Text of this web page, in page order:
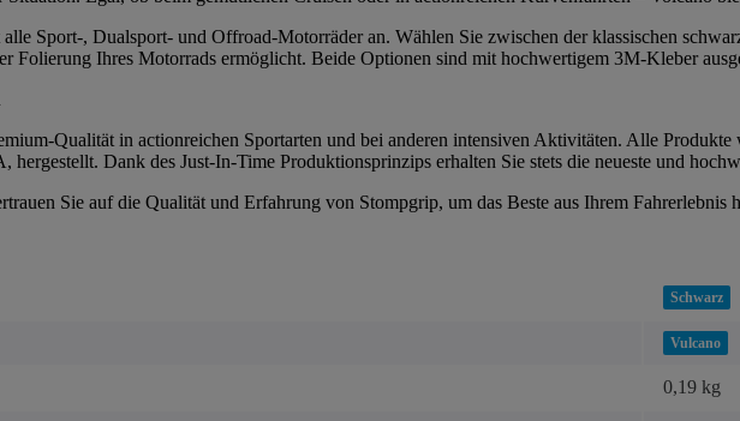
Sport-, Dualsport- und Offroad-Motorräder an. Wählen Sie zwischen der klassischen
Folierung Ihres Motorrads ermöglicht. Beide Optionen sind mit hochwertigem 3M-Kleber
Qualität in actionreichen Sportarten und bei anderen intensiven Aktivitäten. Alle
Dank des Just-In-Time Produktionsprinzips erhalten Sie stets die neueste und
Sie auf die Qualität und Erfahrung von Stompgrip, um das Beste aus Ihrem Fahrerlebnis
Schwarz
Vulcano
0,19 kg